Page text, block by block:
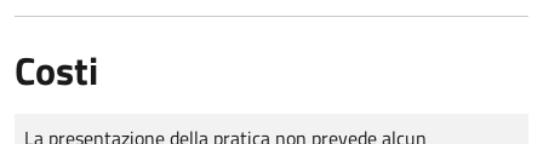
Costi
Tipo di pagamento
Importo
La presentazione della pratica non prevede alcun